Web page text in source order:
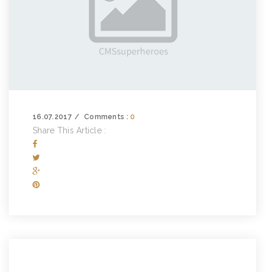
16.07.2017 Comments :0
Share This Article :